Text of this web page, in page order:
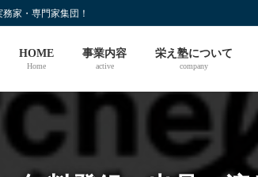
家・専門家集団！
HOME
Home
事業内容
active
栄え塾について
company